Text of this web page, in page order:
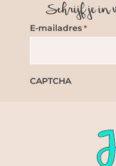
Schrijf je in
E-mailadres *
CAPTCHA